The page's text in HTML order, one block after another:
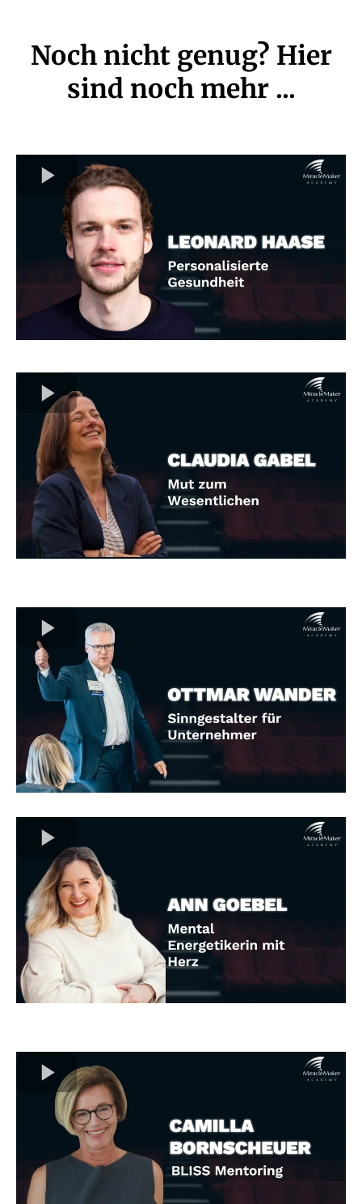
Noch nicht genug? Hier
sind noch mehr ...